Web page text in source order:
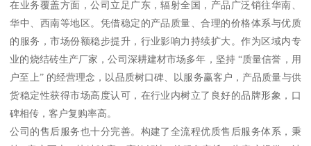
在业务覆盖方面，公司立足广东，辐射全国，产品广泛销往华南、
华中、西南等地区。凭借稳定的产品质量、合理的价格体系与优质
的服务，市场份额稳步提升，行业影响力持续扩大。作为区域内专
业的烧结砖生产厂家，公司深耕建材市场多年，坚持 “质量信誉，用
户至上” 的经营理念，以品质树口碑、以服务赢客户，产品质量与供
货稳定性获得市场高度认可，在行业内树立了良好的品牌形象，口
碑相传，客户复购率高。
公司的售后服务也十分完善。构建了全流程优质售后服务体系，秉